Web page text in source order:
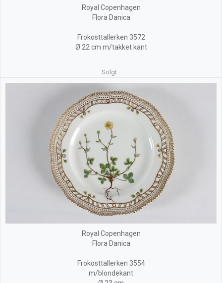
Royal Copenhagen
Flora Danica
Frokosttallerken 3572
Ø 22 cm m/takket kant
Solgt
Royal Copenhagen
Flora Danica
Frokosttallerken 3554
m/blondekant